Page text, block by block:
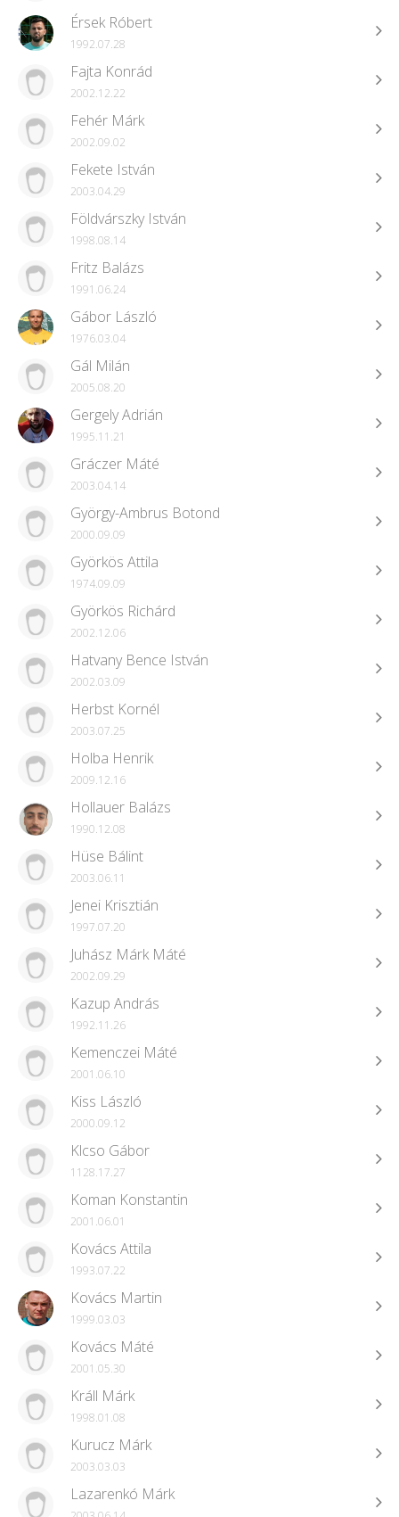
Érsek Róbert
1992.07.28
Fajta Konrád
2002.12.22
Fehér Márk
2002.09.02
Fekete István
2003.04.29
Földvárszky István
1998.08.14
Fritz Balázs
1991.06.24
Gábor László
1976.03.04
Gál Milán
2005.08.20
Gergely Adrián
1995.11.21
Gráczer Máté
2003.04.14
György-Ambrus Botond
2000.09.09
Györkös Attila
1974.09.09
Györkös Richárd
2002.12.06
Hatvany Bence István
2002.03.09
Herbst Kornél
2003.07.25
Holba Henrik
2009.12.16
Hollauer Balázs
1990.12.08
Hüse Bálint
2003.06.11
Jenei Krisztián
1997.07.20
Juhász Márk Máté
2002.09.29
Kazup András
1992.11.26
Kemenczei Máté
2001.06.10
Kiss László
2000.09.12
Klcso Gábor
1128.17.27
Koman Konstantin
2001.06.01
Kovács Attila
1993.07.22
Kovács Martin
1999.03.03
Kovács Máté
2001.05.30
Králl Márk
1998.01.08
Kurucz Márk
2003.03.03
Lazarenkó Márk